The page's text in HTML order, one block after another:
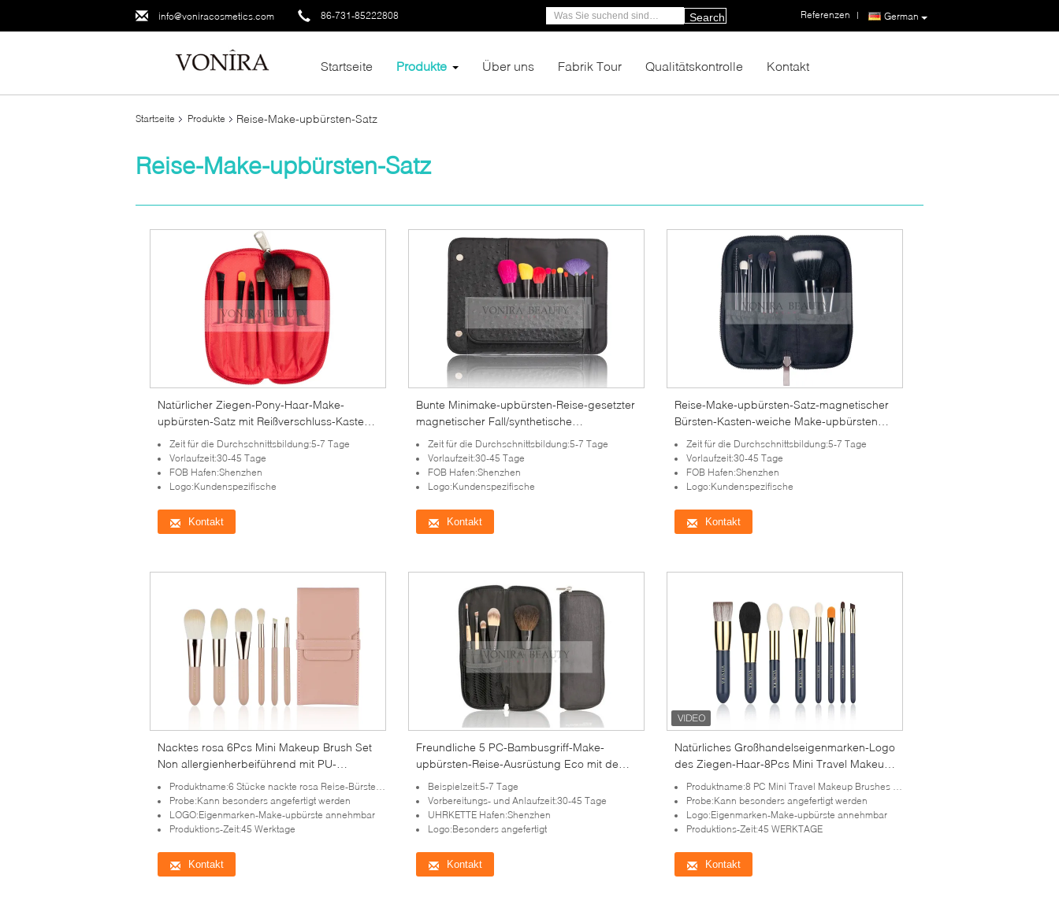
info@voniracosmetics.com 86-731-85222808 German
Referenzen |
Search
Startseite Produkte Über uns Fabrik Tour Qualitätskontrolle Kontakt
Startseite Produkte Reise-Make-upbürsten-Satz
Reise-Make-upbürsten-Satz
Natürlicher Ziegen-Pony-Haar-Make-
upbürsten-Satz mit Reißverschluss-Kasten,
Lidschatten-Bürsten-Satz
Zeit für die Durchschnittsbildung:5-7 Tage
Vorlaufzeit:30-45 Tage
FOB Hafen:Shenzhen
Logo:Kundenspezifische
Kontakt
Bunte Minimake-upbürsten-Reise-gesetzter
magnetischer Fall/synthetische
Lidschatten-Bürste
Zeit für die Durchschnittsbildung:5-7 Tage
Vorlaufzeit:30-45 Tage
FOB Hafen:Shenzhen
Logo:Kundenspezifische
Kontakt
Reise-Make-upbürsten-Satz-magnetischer
Bürsten-Kasten-weiche Make-upbürsten
der hohen Qualität
Zeit für die Durchschnittsbildung:5-7 Tage
Vorlaufzeit:30-45 Tage
FOB Hafen:Shenzhen
Logo:Kundenspezifische
Kontakt
Nacktes rosa 6Pcs Mini Makeup Brush Set
Non allergienherbeiführend mit PU-
Tragetasche
Produktname:6 Stücke nackte rosa Reise-Bürsten-Satz-
Probe:Kann besonders angefertigt werden
LOGO:Eigenmarken-Make-upbürste annehmbar
Produktions-Zeit:45 Werktage
Kontakt
Freundliche 5 PC-Bambusgriff-Make-
upbürsten-Reise-Ausrüstung Eco mit dem
natürlichen Haar
Beispielzeit:5-7 Tage
Vorbereitungs- und Anlaufzeit:30-45 Tage
UHRKETTE Hafen:Shenzhen
Logo:Besonders angefertigt
Kontakt
Natürliches Großhandelseigenmarken-Logo
des Ziegen-Haar-8Pcs Mini Travel Makeup
Brushes Set
Produktname:8 PC Mini Travel Makeup Brushes Set
Probe:Kann besonders angefertigt werden
Logo:Eigenmarken-Make-upbürste annehmbar
Produktions-Zeit:45 WERKTAGE
Kontakt